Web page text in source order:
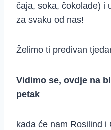
čaja, soka, čokolade) i
za svaku od nas!
Želimo ti predivan
Vidimo se, ovdje na
petak
kada će nam Rosilind